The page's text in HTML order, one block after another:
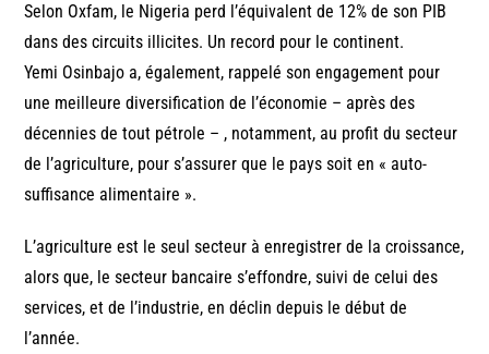
Selon Oxfam, le Nigeria perd l’équivalent de 12% de son PIB
dans des circuits illicites. Un record pour le continent.
Yemi Osinbajo a, également, rappelé son engagement pour
une meilleure diversification de l’économie – après des
décennies de tout pétrole – , notamment, au profit du secteur
de l’agriculture, pour s’assurer que le pays soit en « auto-
suffisance alimentaire ».
L’agriculture est le seul secteur à enregistrer de la croissance,
alors que, le secteur bancaire s’effondre, suivi de celui des
services, et de l’industrie, en déclin depuis le début de
l’année.